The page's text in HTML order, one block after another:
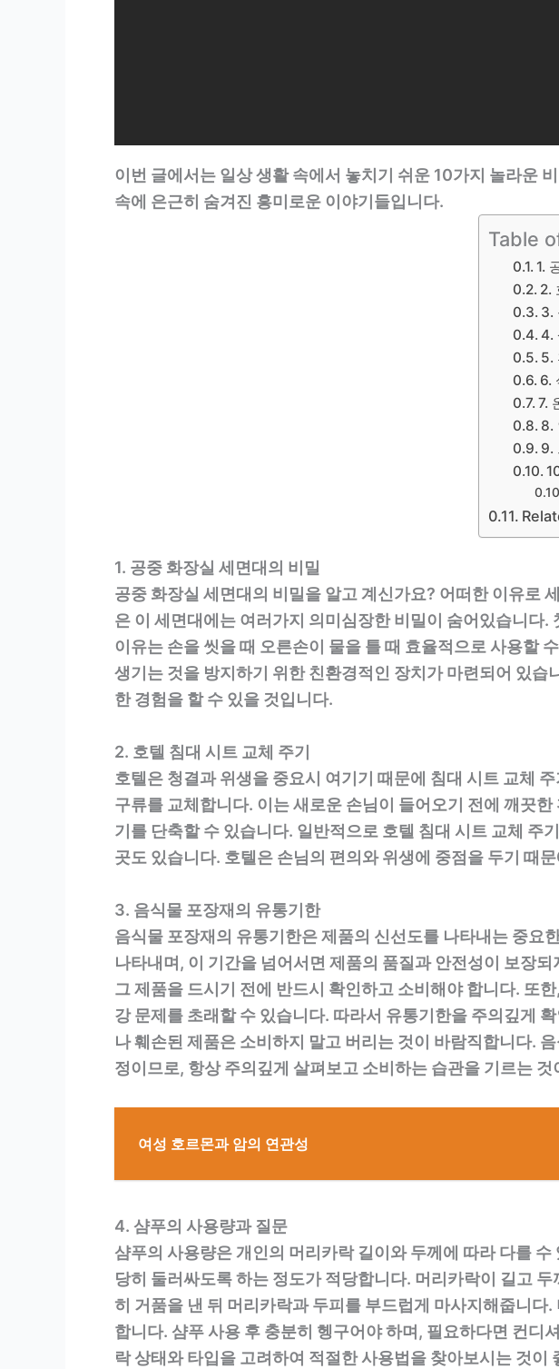
이번 글에서는 일상 생활 속에서 놓치기 쉬운 10가지 놀라운
속에 은근히 숨겨진 흥미로운 이야기들입니다.
Table
1.
2.
3.
4.
5.
6.
7.
8.
9.
1. 공중 화장실 세면대의 비밀
공중 화장실 세면대의 비밀을 알고 계신가요? 어떠한 이유로
은 이 세면대에는 여러가지 의미심장한 비밀이 숨어있습니다
이유는 손을 씻을 때 오른손이 물을 틀 때 효율적으로 사용할
생기는 것을 방지하기 위한 친환경적인 장치가 마련되어 있
한 경험을 할 수 있을 것입니다.
2. 호텔 침대 시트 교체 주기
호텔은 청결과 위생을 중요시 여기기 때문에 침대 시트 교체
구류를 교체합니다. 이는 새로운 손님이 들어오기 전에 깨끗
기를 단축할 수 있습니다. 일반적으로 호텔 침대 시트 교체
곳도 있습니다. 호텔은 손님의 편의와 위생에 중점을 두기 때
3. 음식물 포장재의 유통기한
음식물 포장재의 유통기한은 제품의 신선도를 나타내는 중요
나타내며, 이 기간을 넘어서면 제품의 품질과 안전성이 보장
그 제품을 드시기 전에 반드시 확인하고 소비해야 합니다. 또
강 문제를 초래할 수 있습니다. 따라서 유통기한을 주의깊게
나 훼손된 제품은 소비하지 말고 버리는 것이 바람직합니다.
정이므로, 항상 주의깊게 살펴보고 소비하는 습관을 기르는 것
여성 호르몬과 암의 연관성
4. 샴푸의 사용량과 질문
샴푸의 사용량은 개인의 머리카락 길이와 두께에 따라 다를
당히 둘러싸도록 하는 정도가 적당합니다. 머리카락이 길고
히 거품을 낸 뒤 머리카락과 두피를 부드럽게 마사지해줍니
합니다. 샴푸 사용 후 충분히 헹구어야 하며, 필요하다면 컨
락 상태와 타입을 고려하여 적절한 사용법을 찾아보시는 것이